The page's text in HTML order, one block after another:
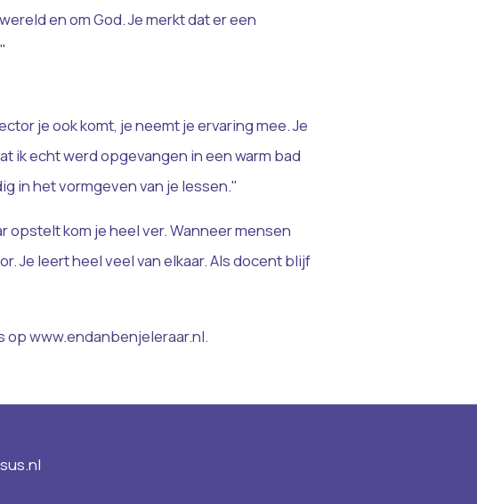
en om God. Je merkt dat er een
je ook komt, je neemt je ervaring mee. Je
ik echt werd opgevangen in een warm bad
in het vormgeven van je lessen."
opstelt kom je heel ver. Wanneer mensen
Je leert heel veel van elkaar. Als docent blijf
opwww.endanbenjeleraar.nl.